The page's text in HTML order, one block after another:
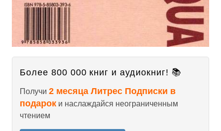
Более 800 000 книг и аудиокниг! 📚
Получи 2 месяца Литрес Подписки в
подарок и наслаждайся неограниченным
чтением